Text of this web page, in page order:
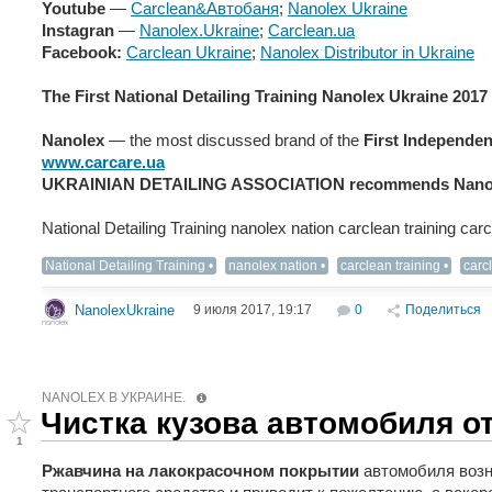
Youtube — Сarclean&Автобаня; Nanolex Ukraine
Instagran — Nanolex.Ukraine; Carclean.ua
Facebook: Carclean Ukraine; Nanolex Distributor in Ukraine
The First National Detailing Training Nanolex Ukraine
Nanolex — the most discussed brand of the First
www.carcare.ua
UKRAINIAN DETAILING ASSOCIATION recommends
National Detailing Training nanolex nation carclean training
National Detailing Training nanolex nation carclean training
NanolexUkraine 9 июля 2017, 19:17 0 Поделиться
NANOLEX В УКРАИНЕ.
1
Чистка кузова автомобиля
Ржавчина на лакокрасочном покрытии автомобиля